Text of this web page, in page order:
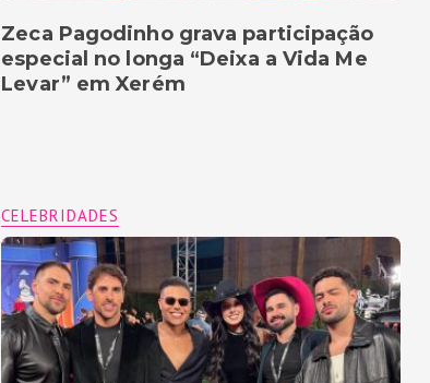
Zeca Pagodinho grava participação
especial no longa “Deixa a Vida Me
Levar” em Xerém
CELEBRIDADES